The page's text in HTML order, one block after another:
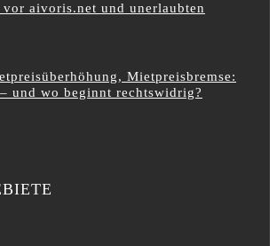
vor aivoris.net und unerlaubten
Mietpreisbremse:
und wo beginnt rechtswidrig?